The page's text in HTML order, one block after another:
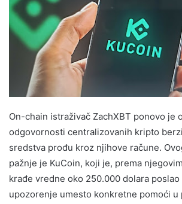
On-chain istraživač ZachXBT ponovo je
odgovornosti centralizovanih kripto
sredstva prođu kroz njihove račune.
pažnje je KuCoin, koji je, prema
krađe vredne oko 250.000 dolara poslao
upozorenje umesto konkretne pomoći u